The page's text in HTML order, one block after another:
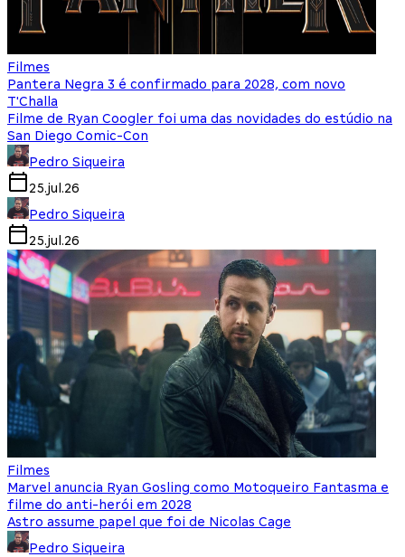
Filmes
Pantera Negra 3 é confirmado para 2028, com novo
T'Challa
Filme de Ryan Coogler foi uma das novidades do estúdio na
San Diego Comic-Con
Pedro Siqueira
25.jul.26
Pedro Siqueira
25.jul.26
Filmes
Marvel anuncia Ryan Gosling como Motoqueiro Fantasma e
filme do anti-herói em 2028
Astro assume papel que foi de Nicolas Cage
Pedro Siqueira